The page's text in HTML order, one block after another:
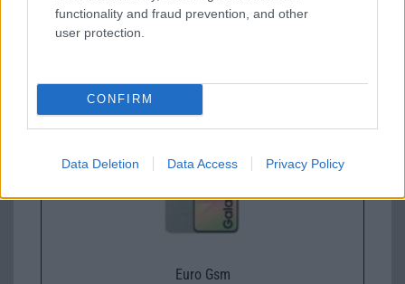
functionality and fraud prevention, and other
user protection.
CONFIRM
Data Deletion Data Access Privacy Policy
Samsung Galaxy A56
Euro Gsm